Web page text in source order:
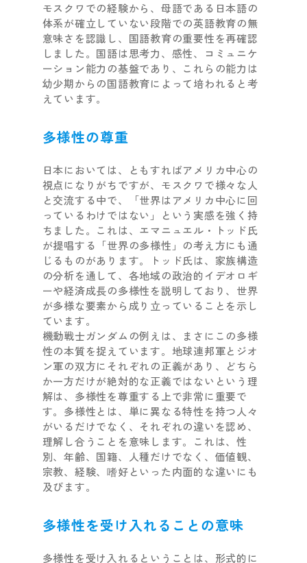
モスクワでの経験から、母語である日本語の
体系が確立していない段階での英語教育の無
意味さを認識し、国語教育の重要性を再確認
しました。国語は思考力、感性、コミュニケ
ーション能力の基盤であり、これらの能力は
幼少期からの国語教育によって培われると考
えています。
多様性の尊重
日本においては、ともすればアメリカ中心の
視点になりがちですが、モスクワで様々な人
と交流する中で、「世界はアメリカ中心に回
っているわけではない」という実感を強く持
ちました。これは、エマニュエル・トッド氏
が提唱する「世界の多様性」の考え方にも通
じるものがあります。トッド氏は、家族構造
の分析を通して、各地域の政治的イデオロギ
ーや経済成長の多様性を説明しており、世界
が多様な要素から成り立っていることを示し
ています。
機動戦士ガンダムの例えは、まさにこの多様
性の本質を捉えています。地球連邦軍とジオ
ン軍の双方にそれぞれの正義があり、どちら
か一方だけが絶対的な正義ではないという理
解は、多様性を尊重する上で非常に重要で
す。多様性とは、単に異なる特性を持つ人々
がいるだけでなく、それぞれの違いを認め、
理解し合うことを意味します。これは、性
別、年齢、国籍、人種だけでなく、価値観、
宗教、経験、嗜好といった内面的な違いにも
及びます。
多様性を受け入れることの意味
多様性を受け入れるということは、形式的に